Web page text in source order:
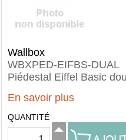
Wallbox
WBXPED-EIFBS-DUAL
Piédestal Eiffel Basic
En savoir plus
QUANTITÉ